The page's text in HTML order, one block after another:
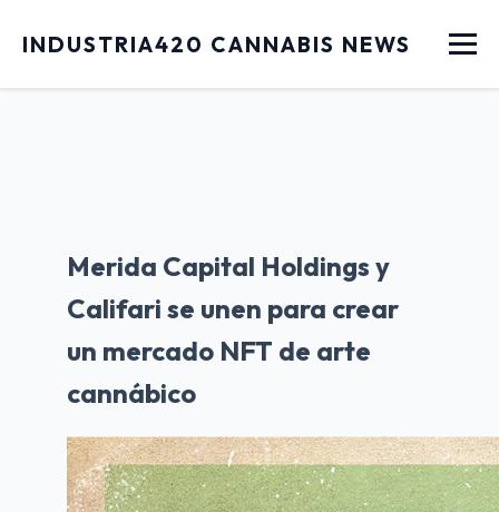
INDUSTRIA420 CANNABIS NEWS Menu
Merida Capital Holdings y
Califari se unen para crear
un mercado NFT de arte
cannábico